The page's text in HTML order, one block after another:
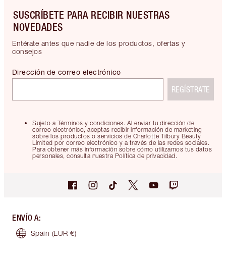
SUSCRÍBETE PARA RECIBIR NUESTRAS
NOVEDADES
Entérate antes que nadie de los productos, ofertas y
consejos
Sujeto a Términos y condiciones. Al enviar tu dirección de
correo electrónico, aceptas recibir información de marketing
sobre los productos o servicios de Charlotte Tilbury Beauty
Limited por correo electrónico y a través de las redes sociales.
Para obtener más información sobre cómo utilizamos tus datos
personales, consulta nuestra Política de privacidad.
Dirección de correo electrónico
REGÍSTRATE
ENVÍO A:
Spain (EUR €)